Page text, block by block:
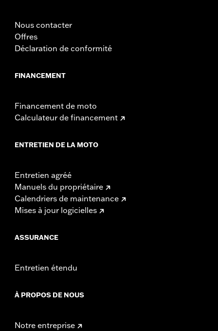
Nous contacter
Offres
Déclaration de conformité
FINANCEMENT
Financement de moto
Calculateur de financement
ENTRETIEN DE LA MOTO
Entretien agréé
Manuels du propriétaire
Calendriers de maintenance
Mises à jour logicielles
ASSURANCE
Entretien étendu
À PROPOS DE NOUS
Notre entreprise